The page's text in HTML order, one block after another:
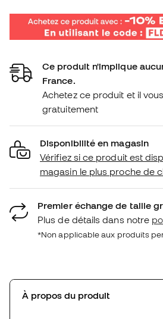
Ce produit n'implique
France.
Achetez ce produit et il
gratuitement
Disponibilité en magasin
Vérifiez si ce produit est
magasin le plus proche de
Premier échange de taille
Plus de détails dans notre
*Non applicable aux produits
À propos du produit